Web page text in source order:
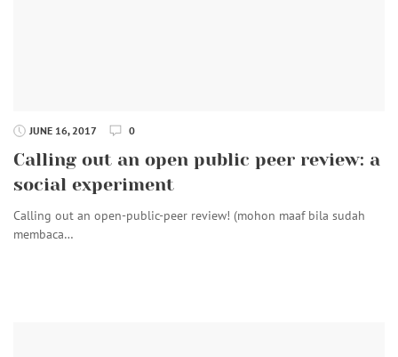
JUNE 16, 2017 0
Calling out an open public peer review: a
social experiment
Calling out an open-public-peer review! (mohon maaf bila sudah
membaca…